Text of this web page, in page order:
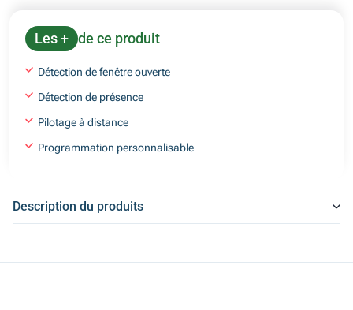
Les + de ce produit
Détection de fenêtre ouverte
Détection de présence
Pilotage à distance
Programmation personnalisable
Description du produits